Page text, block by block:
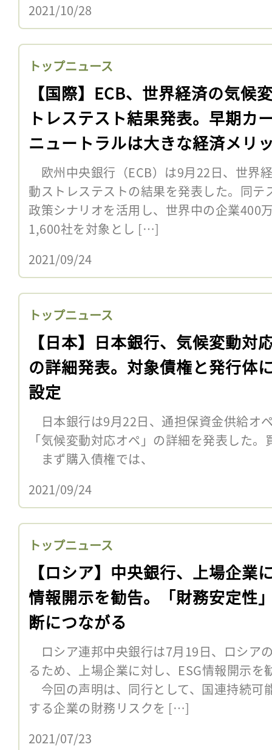
2021/10/28
トップニュース
【国際】ECB、世界経済の気候
トレステスト結果発表。早期カ
ニュートラルは大きな経済メリ
欧州中央銀行（ECB）は9月22日、世界
動ストレステストの結果を発表した。同
政策シナリオを活用し、世界中の企業400
1,600社を対象とし […]
2021/09/24
トップニュース
【日本】日本銀行、気候変動対
の詳細発表。対象債権と発行体
設定
日本銀行は9月22日、通担保資金供給オ
「気候変動対応オペ」の詳細を発表した
まず購入債権では、
2021/09/24
トップニュース
【ロシア】中央銀行、上場企業
情報開示を勧告。「財務安定性
断につながる
ロシア連邦中央銀行は7月19日、ロシア
るため、上場企業に対し、ESG情報開示
今回の声明は、同行として、国連持続可
する企業の財務リスクを […]
2021/07/23